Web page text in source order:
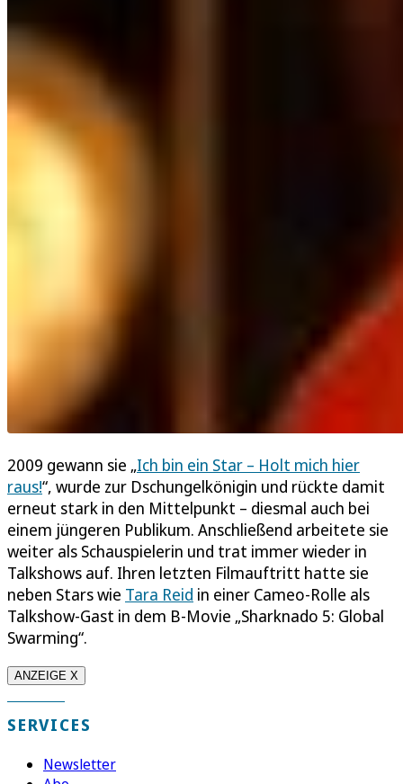
2009 gewann sie „Ich bin ein Star – Holt mich hier
raus!“, wurde zur Dschungelkönigin und rückte damit
erneut stark in den Mittelpunkt – diesmal auch bei
einem jüngeren Publikum. Anschließend arbeitete sie
weiter als Schauspielerin und trat immer wieder in
Talkshows auf. Ihren letzten Filmauftritt hatte sie
neben Stars wie Tara Reid in einer Cameo-Rolle als
Talkshow-Gast in dem B-Movie „Sharknado 5: Global
Swarming“.
ANZEIGE X
SERVICES
Newsletter